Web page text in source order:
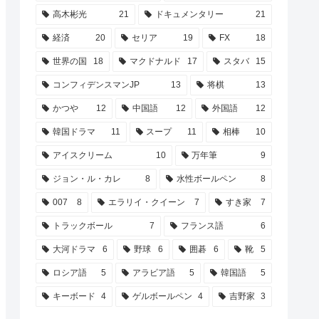
高木彬光 21 ドキュメンタリー 21
経済 20 セリア 19 FX 18
世界の国 18 マクドナルド 17 スタバ 15
コンフィデンスマンJP 13 将棋 13
かつや 12 中国語 12 外国語 12
韓国ドラマ 11 スープ 11 相棒 10
アイスクリーム 10 万年筆 9
ジョン・ル・カレ 8 水性ボールペン 8
007 8 エラリイ・クイーン 7 すき家 7
トラックボール 7 フランス語 6
大河ドラマ 6 野球 6 囲碁 6 靴 5
ロシア語 5 アラビア語 5 韓国語 5
キーボード 4 ゲルボールペン 4 吉野家 3